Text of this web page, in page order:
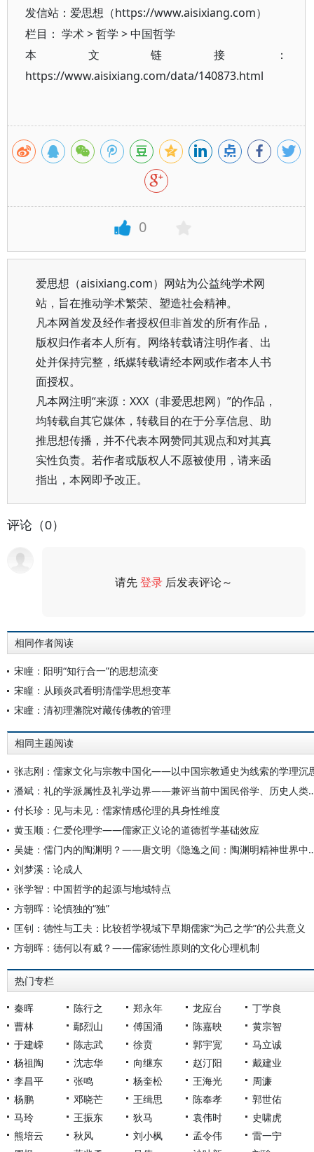
发信站：爱思想（https://www.aisixiang.com）
栏目： 学术>哲学 >中国哲学
本文链接：
https://www.aisixiang.com/data/140873.html
0
爱思想（aisixiang.com）网站为公益纯学术网
站，旨在推动学术繁荣、塑造社会精神。
凡本网首发及经作者授权但非首发的所有作品，
版权归作者本人所有。网络转载请注明作者、出
处并保持完整，纸媒转载请经本网或作者本人书
面授权。
凡本网注明“来源：XXX（非爱思想网）”的作品，
均转载自其它媒体，转载目的在于分享信息、助
推思想传播，并不代表本网赞同其观点和对其真
实性负责。若作者或版权人不愿被使用，请来函
指出，本网即予改正。
评论（0）
请先登录 后发表评论～
相同作者阅读
宋瞳：阳明“知行合一”的思想流变
宋瞳：从顾炎武看明清儒学思想变革
宋瞳：清初理藩院对藏传佛教的管理
相同主题阅读
张志刚：儒家文化与宗教中国化——以中国宗教通史为线索的学理沉
潘斌：礼的学派属性及礼学边界
付长珍：见与未见：儒家情感伦理的具身性维度
黄玉顺：仁爱伦理学——儒家正义论的道德哲学基础效应
吴婕：儒门内的陶渊明？——唐文明《
刘梦溪：论成人
张学智：中国哲学的起源与地域特点
方朝晖：论慎独的“独”
匡钊：德性与工夫：比较哲学视域下早期儒家“为己之学”的公共意义
方朝晖：德何以有威？——儒家德性原则的文化心理机制
热门专栏
秦晖 陈行之 郑永年 龙应台
丁学良
曹林
鄢烈山 傅国涌 陈嘉映
黄宗智
于建嵘
陈志武 徐贲 郭宇宽
马立诚
杨祖陶
沈志华 向继东 赵汀阳
戴建业
李昌平
张鸣 杨奎松 王海光
周濂
杨鹏
邓晓芒 王缉思 陈奉孝
郭世佑
马玲
王振东 狄马 袁伟时
史啸虎
熊培云
秋风 刘小枫 孟令伟
雷一宁